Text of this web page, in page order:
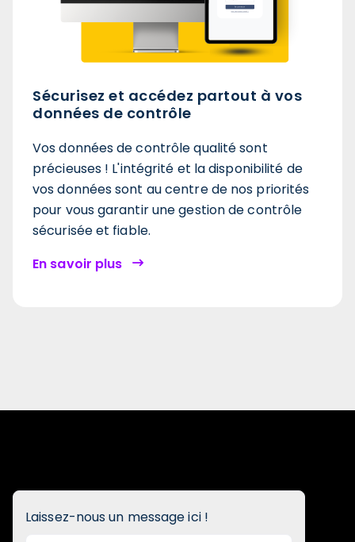
Sécurisez et accédez partout à vos
données de contrôle
Vos données de contrôle qualité sont
précieuses ! L'intégrité et la disponibilité de
vos données sont au centre de nos priorités
pour vous garantir une gestion de contrôle
sécurisée et fiable.
En savoir plus
Laissez-nous un message ici !